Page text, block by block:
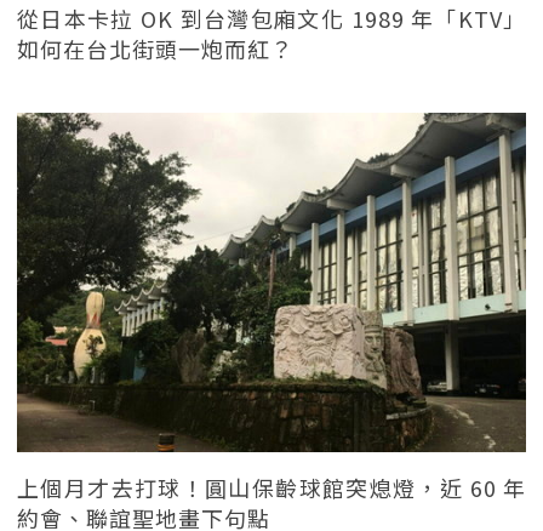
從日本卡拉 OK 到台灣包廂文化 1989 年「KTV」
如何在台北街頭一炮而紅？
上個月才去打球！圓山保齡球館突熄燈，近 60 年
約會、聯誼聖地畫下句點